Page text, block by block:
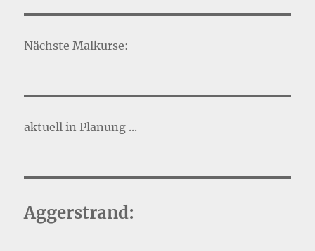
Nächste Malkurse:
aktuell in Planung ...
Aggerstrand: